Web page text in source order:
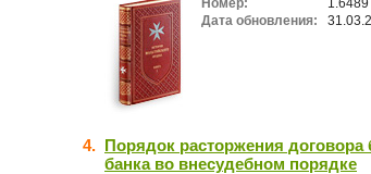
Номер:
1.6489
Дата обновления:
4. Порядок расторжения договора
банка во внесудебном порядке